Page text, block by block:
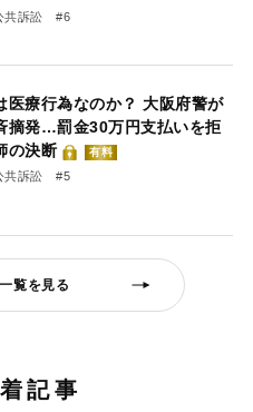
共訴訟 #6
医療行為なのか？ 大阪府警が
摘発…罰金30万円支払いを拒
の決断
有料
共訴訟 #5
覧を見る
記事